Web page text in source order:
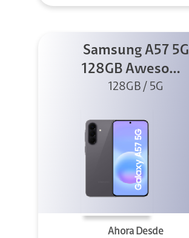
Samsung A57 5G
128GB Awesome
Gray
128GB / 5G
Ahora Desde